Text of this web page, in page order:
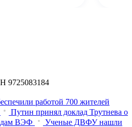
9725083184
работой 700 жителей
Путин принял доклад Трутнева о
ВЭФ
Ученые ДВФУ нашли